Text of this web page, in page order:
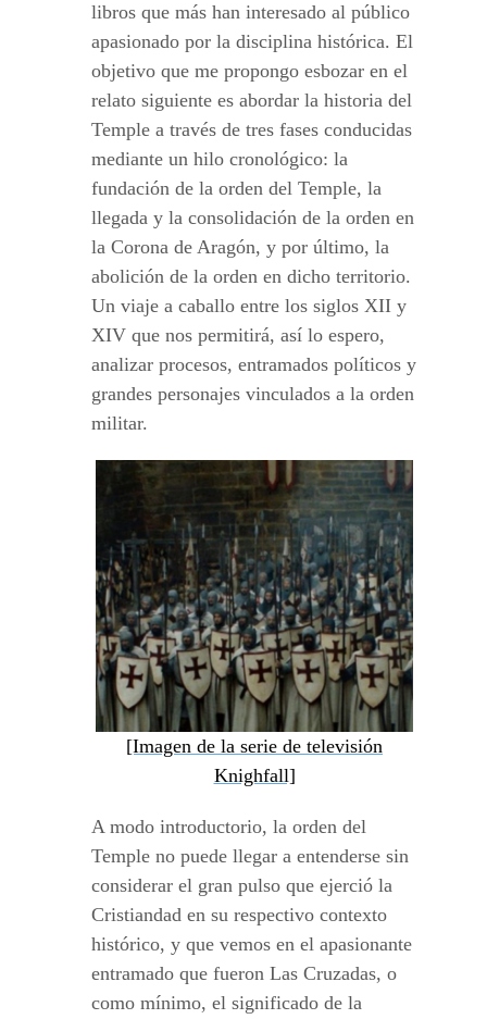
libros que más han interesado al público
apasionado por la disciplina histórica. El
objetivo que me propongo esbozar en el
relato siguiente es abordar la historia del
Temple a través de tres fases conducidas
mediante un hilo cronológico: la
fundación de la orden del Temple, la
llegada y la consolidación de la orden en
la Corona de Aragón, y por último, la
abolición de la orden en dicho territorio.
Un viaje a caballo entre los siglos XII y
XIV que nos permitirá, así lo espero,
analizar procesos, entramados políticos y
grandes personajes vinculados a la orden
militar.
[Imagen de la serie de televisión
Knighfall]
A modo introductorio, la orden del
Temple no puede llegar a entenderse sin
considerar el gran pulso que ejerció la
Cristiandad en su respectivo contexto
histórico, y que vemos en el apasionante
entramado que fueron Las Cruzadas, o
como mínimo, el significado de la